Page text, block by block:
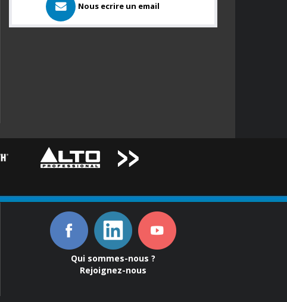
Nous ecrire un email
Qui sommes-nous ?
Rejoignez-nous